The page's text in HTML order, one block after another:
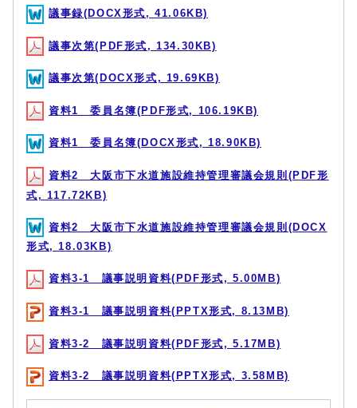
議事録(DOCX形式, 41.06KB)
議事次第(PDF形式, 134.30KB)
議事次第(DOCX形式, 19.69KB)
資料1 委員名簿(PDF形式, 106.19KB)
資料1 委員名簿(DOCX形式, 18.90KB)
資料2 大阪市下水道施設維持管理審議会規則(PDF形
式, 117.72KB)
資料2 大阪市下水道施設維持管理審議会規則(DOCX
形式, 18.03KB)
資料3-1 議事説明資料(PDF形式, 5.00MB)
資料3-1 議事説明資料(PPTX形式, 8.13MB)
資料3-2 議事説明資料(PDF形式, 5.17MB)
資料3-2 議事説明資料(PPTX形式, 3.58MB)